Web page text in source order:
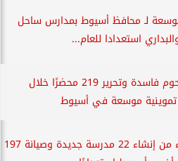
لـ محافظ أسيوط بمدارس ساحل
استعدادا للعام...
ضبط لحوم فاسدة وتحرير 219 محضرًا خلال
موسعة في أسيوط
الانتهاء من إنشاء 22 مدرسة جديدة وصيانة 197